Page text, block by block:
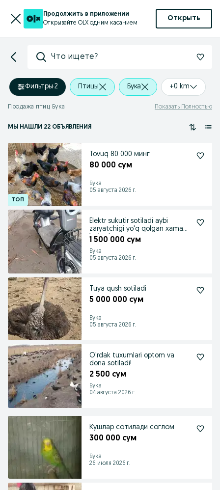
Продолжить в приложении
Открывайте OLX одним касанием
Открыть
Что ищете?
Фильтры·2 Птицы Бука +0 km
Продажа птиц Бука Показать Полностью
МЫ НАШЛИ 22 ОБЪЯВЛЕНИЯ
Tovuq 80 000 минг
80 000 сум
Бука
05 августа 2026 г.
Elektr sukutir sotiladi aybi
zaryatchigi yo'q qolgan xama
joyi so'z
1 500 000 сум
Бука
05 августа 2026 г.
Tuya qush sotiladi
5 000 000 сум
Бука
05 августа 2026 г.
O'rdak tuxumlari optom va
dona sotiladi!
2 500 сум
Бука
04 августа 2026 г.
Кушлар сотилади соглом
300 000 сум
Бука
26 июля 2026 г.